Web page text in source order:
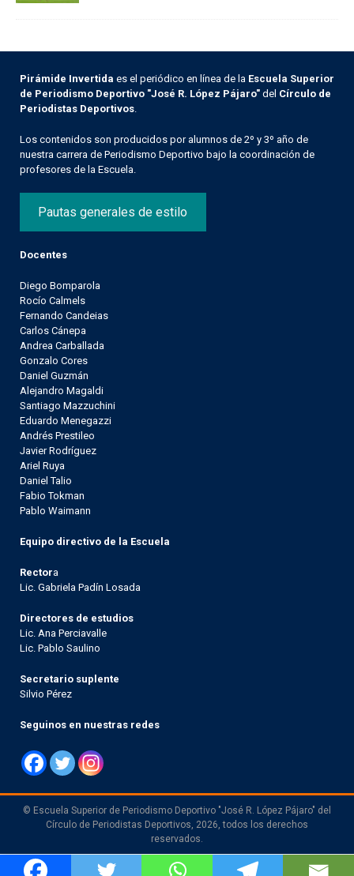
Pirámide Invertida es el periódico en línea de la Escuela Superior
de Periodismo Deportivo "José R. López Pájaro" del Círculo de
Periodistas Deportivos
Los contenidos son producidos por alumnos de 2º y 3º año de
nuestra carrera de Periodismo Deportivo bajo la coordinación de
profesores de la Escuela.
Pautas generales de estilo
Docentes
Diego Bomparola
Rocío Calmels
Fernando Candeias
Carlos Cánepa
Andrea Carballada
Gonzalo Cores
Daniel Guzmán
Alejandro Magaldi
Santiago Mazzuchini
Eduardo Menegazzi
Andrés Prestileo
Javier Rodríguez
Ariel Ruya
Daniel Talio
Fabio Tokman
Pablo Waimann
Equipo directivo de la Escuela
Rectora
Lic. Gabriela Padín Losada
Directores de estudios
Lic. Ana Perciavalle
Lic. Pablo Saulino
Secretario suplente
Silvio Pérez
Seguinos en nuestras redes
© Escuela Superior de Periodismo Deportivo "José R. López Pájaro" del
Círculo de Periodistas Deportivos, 2026, todos los derechos
reservados.